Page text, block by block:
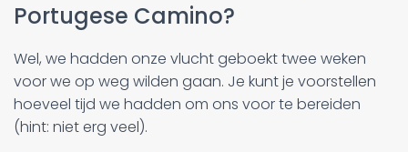
Portugese Camino?
Wel, we hadden onze vlucht geboekt twee weken
voor we op weg wilden gaan. Je kunt je voorstellen
hoeveel tijd we hadden om ons voor te bereiden
(hint: niet erg veel).